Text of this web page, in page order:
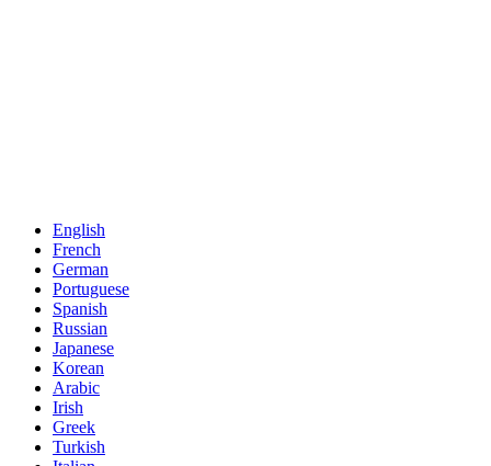
English
French
German
Portuguese
Spanish
Russian
Japanese
Korean
Arabic
Irish
Greek
Turkish